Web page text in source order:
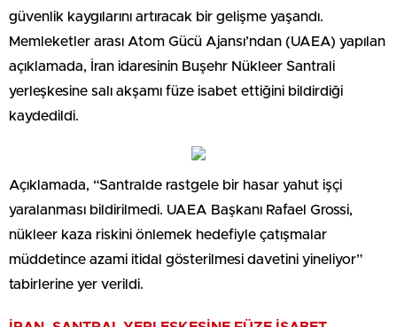
güvenlik kaygılarını artıracak bir gelişme yaşandı.
Memleketler arası Atom Gücü Ajansı’ndan (UAEA) yapılan
açıklamada, İran idaresinin Buşehr Nükleer Santrali
yerleşkesine salı akşamı füze isabet ettiğini bildirdiği
kaydedildi.
Açıklamada, “Santralde rastgele bir hasar yahut işçi
yaralanması bildirilmedi. UAEA Başkanı Rafael Grossi,
nükleer kaza riskini önlemek hedefiyle çatışmalar
müddetince azami itidal gösterilmesi davetini yineliyor”
tabirlerine yer verildi.